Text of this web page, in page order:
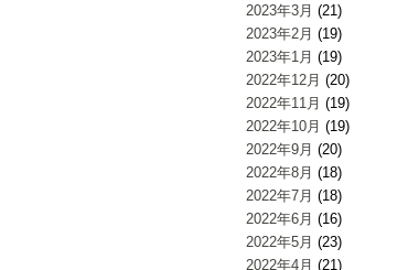
2023年3月 (21)
2023年2月 (19)
2023年1月 (19)
2022年12月 (20)
2022年11月 (19)
2022年10月 (19)
2022年9月 (20)
2022年8月 (18)
2022年7月 (18)
2022年6月 (16)
2022年5月 (23)
2022年4月 (21)